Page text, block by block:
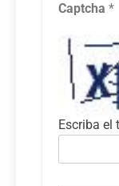
Captcha *
Escriba el